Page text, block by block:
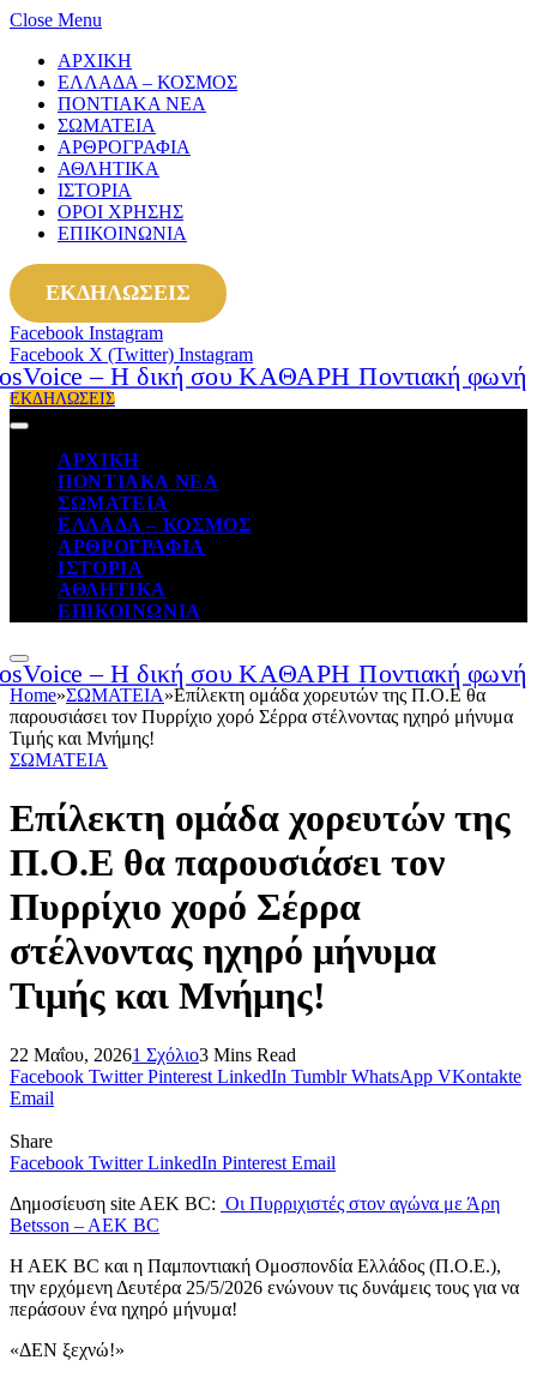
Close Menu
ΑΡΧΙΚΗ
ΕΛΛΑΔΑ – ΚΟΣΜΟΣ
ΠΟΝΤΙΑΚΑ ΝΕΑ
ΣΩΜΑΤΕΙΑ
ΑΡΘΡΟΓΡΑΦΙΑ
ΑΘΛΗΤΙΚΑ
ΙΣΤΟΡΙΑ
ΟΡΟΙ ΧΡΗΣΗΣ
ΕΠΙΚΟΙΝΩΝΙΑ
ΕΚΔΗΛΩΣΕΙΣ
Facebook Instagram
Facebook X (Twitter) Instagram
ΕΚΔΗΛΩΣΕΙΣ
ΑΡΧΙΚΗ
ΠΟΝΤΙΑΚΑ ΝΕΑ
ΣΩΜΑΤΕΙΑ
ΕΛΛΑΔΑ – ΚΟΣΜΟΣ
ΑΡΘΡΟΓΡΑΦΙΑ
ΙΣΤΟΡΙΑ
ΑΘΛΗΤΙΚΑ
ΕΠΙΚΟΙΝΩΝΙΑ
Home»ΣΩΜΑΤΕΙΑ»Επίλεκτη ομάδα χορευτών της Π.Ο.Ε θα
παρουσιάσει τον Πυρρίχιο χορό Σέρρα στέλνοντας ηχηρό μήνυμα
Τιμής και Μνήμης!
ΣΩΜΑΤΕΙΑ
Επίλεκτη ομάδα χορευτών της
Π.Ο.Ε θα παρουσιάσει τον
Πυρρίχιο χορό Σέρρα
στέλνοντας ηχηρό μήνυμα
Τιμής και Μνήμης!
22 Μαΐου, 20261 Σχόλιο3 Mins Read
Facebook Twitter Pinterest LinkedIn Tumblr WhatsApp VKontakte
Email
Share
Facebook Twitter LinkedIn Pinterest Email
Δημοσίευση site AEK BC: Οι Πυρριχιστές στον αγώνα με Άρη
Betsson – AEK BC
Η ΑΕΚ BC και η Παμποντιακή Ομοσπονδία Ελλάδος (Π.Ο.Ε.),
την ερχόμενη Δευτέρα 25/5/2026 ενώνουν τις δυνάμεις τους για να
περάσουν ένα ηχηρό μήνυμα!
«ΔΕΝ ξεχνώ!»